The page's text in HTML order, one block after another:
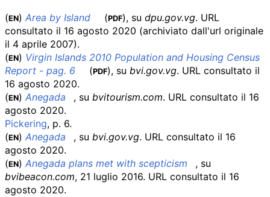
(EN) Area by Island (PDF), su dpu.gov.vg. URL
consultato il 16 agosto 2020 (archiviato dall'url originale
il 4 aprile 2007).
(EN) Virgin Islands 2010 Population and Housing Census
Report - pag. 6
(PDF), su bvi.gov.vg. URL consultato il
16 agosto 2020.
(EN) Anegada , su bvitourism.com. URL consultato il 16
agosto 2020.
Pickering, p. 6.
(EN) Anegada , su bvi.gov.vg. URL consultato il 16
agosto 2020.
(EN) Anegada plans met with scepticism
, su
bvibeacon.com, 21 luglio 2016. URL consultato il 16
agosto 2020.